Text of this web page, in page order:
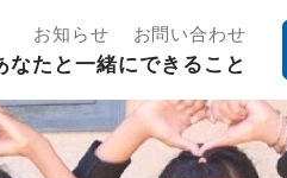
お知らせ お問い合わせ
なたと一緒にできること